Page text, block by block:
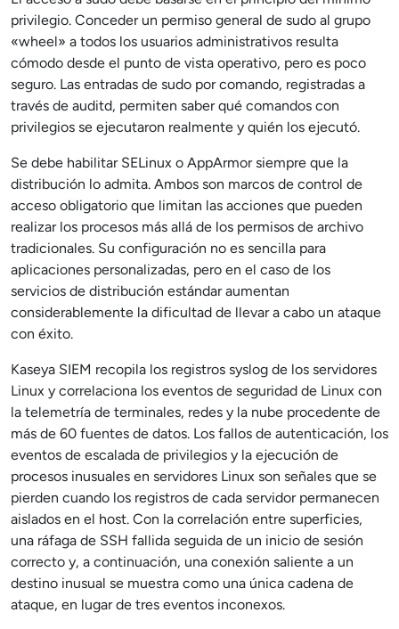
privilegio. Conceder un permiso general de sudo al grupo
«wheel» a todos los usuarios administrativos resulta
cómodo desde el punto de vista operativo, pero es poco
seguro. Las entradas de sudo por comando, registradas a
través de auditd, permiten saber qué comandos con
privilegios se ejecutaron realmente y quién los ejecutó.
Se debe habilitar SELinux o AppArmor siempre que la
distribución lo admita. Ambos son marcos de control de
acceso obligatorio que limitan las acciones que pueden
realizar los procesos más allá de los permisos de archivo
tradicionales. Su configuración no es sencilla para
aplicaciones personalizadas, pero en el caso de los
servicios de distribución estándar aumentan
considerablemente la dificultad de llevar a cabo un ataque
con éxito.
Kaseya SIEM recopila los registros syslog de los servidores
Linux y correlaciona los eventos de seguridad de Linux con
la telemetría de terminales, redes y la nube procedente de
más de 60 fuentes de datos. Los fallos de autenticación, los
eventos de escalada de privilegios y la ejecución de
procesos inusuales en servidores Linux son señales que se
pierden cuando los registros de cada servidor permanecen
aislados en el host. Con la correlación entre superficies,
una ráfaga de SSH fallida seguida de un inicio de sesión
correcto y, a continuación, una conexión saliente a un
destino inusual se muestra como una única cadena de
ataque, en lugar de tres eventos inconexos.